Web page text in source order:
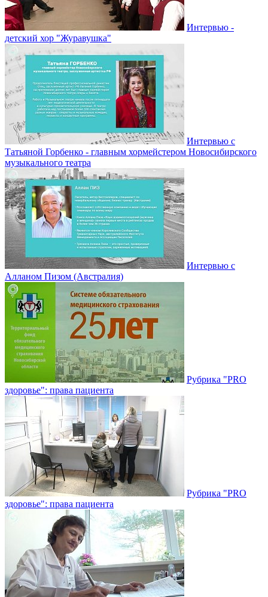
Интервью -
детский хор "Журавушка"
Интервью с
Татьяной Горбенко - главным хормейстером Новосибирского
музыкального театра
Интервью с
Алланом Пизом (Австралия)
Рубрика "PRO
здоровье": права пациента
Рубрика "PRO
здоровье": права пациента